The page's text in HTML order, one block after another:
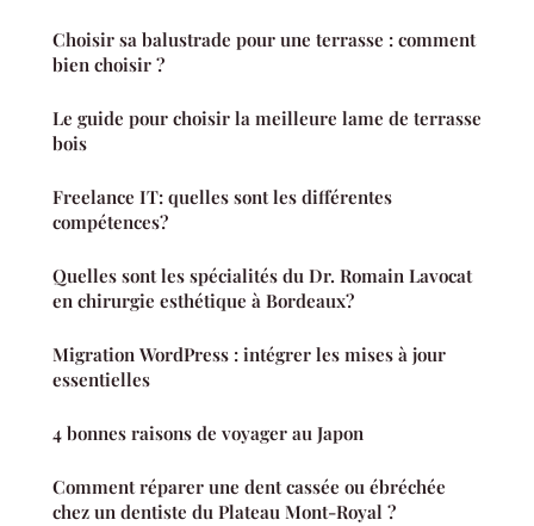
Choisir sa balustrade pour une terrasse : comment
bien choisir ?
Le guide pour choisir la meilleure lame de terrasse
bois
Freelance IT: quelles sont les différentes
compétences?
Quelles sont les spécialités du Dr. Romain Lavocat
en chirurgie esthétique à Bordeaux?
Migration WordPress : intégrer les mises à jour
essentielles
4 bonnes raisons de voyager au Japon
Comment réparer une dent cassée ou ébréchée
chez un dentiste du Plateau Mont-Royal ?